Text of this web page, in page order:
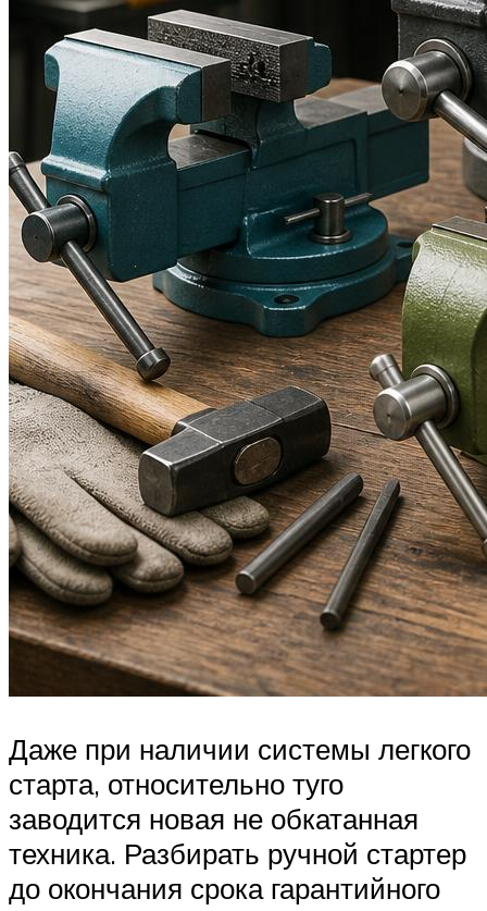
Даже при наличии системы легкого
старта, относительно туго
заводится новая не обкатанная
техника. Разбирать ручной стартер
до окончания срока гарантийного